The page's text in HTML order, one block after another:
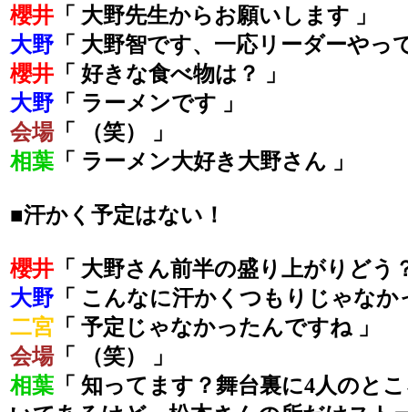
櫻井 「 大野先生からお願いします 」
大野 「 大野智です、一応リーダーやっ
櫻井 「 好きな食べ物は？ 」
大野 「 ラーメンです 」
会場「 （笑） 」
相葉 「 ラーメン大好き大野さん 」
■汗かく予定はない！
櫻井 「 大野さん前半の盛り上がりどう
大野 「 こんなに汗かくつもりじゃなか
二宮 「 予定じゃなかったんですね 」
会場「 （笑） 」
相葉 「 知ってます？舞台裏に4人のと